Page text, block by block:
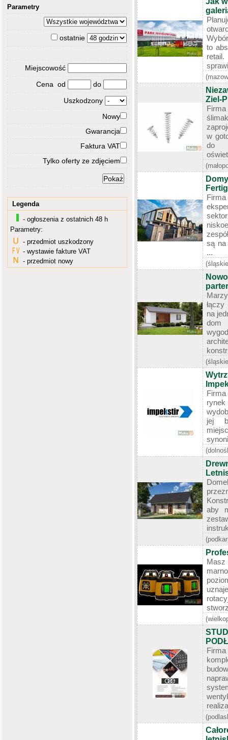
Parametry
ostatnie
Miejscowość
Cena od
do
Uszkodzony
Nowy
Gwarancja
Faktura VAT
Tylko oferty ze zdjęciem
Legenda
- ogłoszenia z ostatnich 48 h
Parametry:
- przedmiot uszkodzony
- wystawie fakture VAT
- przedmiot nowy
to
Ziel-
w
do
Firma
są na
...
na
dom
jej
aby